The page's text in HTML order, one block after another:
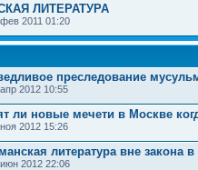
ЛИТЕРАТУРА
2011 01:20
преследование
2012 10:55
ли новые мечети в Москве
2012 15:26
литература вне закона
2012 22:06